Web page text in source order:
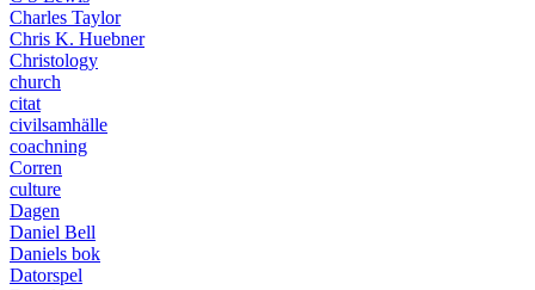
Charles Taylor
Chris K. Huebner
Christology
church
citat
civilsamhälle
coachning
Corren
culture
Dagen
Daniel Bell
Daniels bok
Datorspel